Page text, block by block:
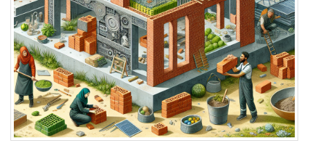
19 Gennaio 2026